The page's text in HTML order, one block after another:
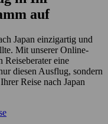
auf
Japan einzigartig und
Mit unserer Online-
Reiseberater eine
diesen Ausflug, sondern
Reise nach Japan